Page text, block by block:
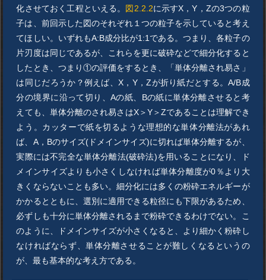
化させておく工程といえる。 図2.2.2に示すX，Y，Zの3つの粒
子は、前回示した図のそれぞれ１つの粒子を示していると考え
てほしい。いずれもA:B成分比が1:1である。つまり、各粒子の
片刃度は同じであるが、これらを更に破砕などで細分化すると
したとき、つまり①の評価をするとき、「単体分離され易さ」
は同じだろうか？例えば、X，Y，Zが折り紙だとする。A/B成
分の境界に沿って切り、Aの紙、Bの紙に単体分離させると考
えても、単体分離のされ易さはX＞Y＞Zであることは理解でき
よう。カッターで紙を切るような理想的な単体分離法があれ
ば、A，Bのサイズ(ドメインサイズ)に切れば単体分離するが、
実際には不完全な単体分離法(破砕法)を用いることになり、ド
メインサイズよりも小さくしなければ単体分離度が0％より大
きくならないことも多い。細分化には多くの粉砕エネルギーが
かかるとともに、選別に適用できる粒径にも下限があるため、
必ずしも十分に単体分離されるまで粉砕できるわけでない。こ
のように、ドメインサイズが小さくなると、より細かく粉砕し
なければならず、単体分離させることが難しくなるというの
が、最も基本的な考え方である。